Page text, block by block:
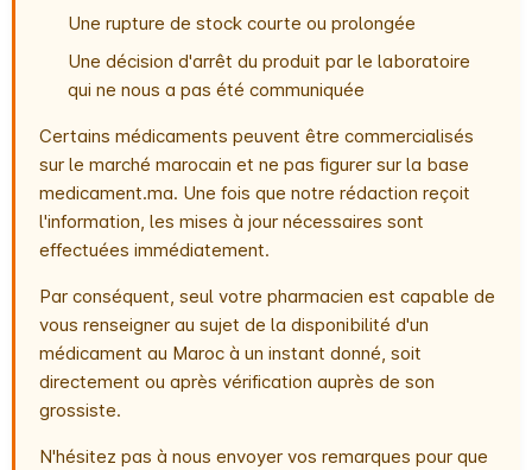
Une rupture de stock courte ou prolongée
Une décision d'arrêt du produit par le laboratoire
qui ne nous a pas été communiquée
Certains médicaments peuvent être commercialisés
sur le marché marocain et ne pas figurer sur la base
medicament.ma. Une fois que notre rédaction reçoit
l'information, les mises à jour nécessaires sont
effectuées immédiatement.
Par conséquent, seul votre pharmacien est capable de
vous renseigner au sujet de la disponibilité d'un
médicament au Maroc à un instant donné, soit
directement ou après vérification auprès de son
grossiste.
N'hésitez pas à nous envoyer vos remarques pour que